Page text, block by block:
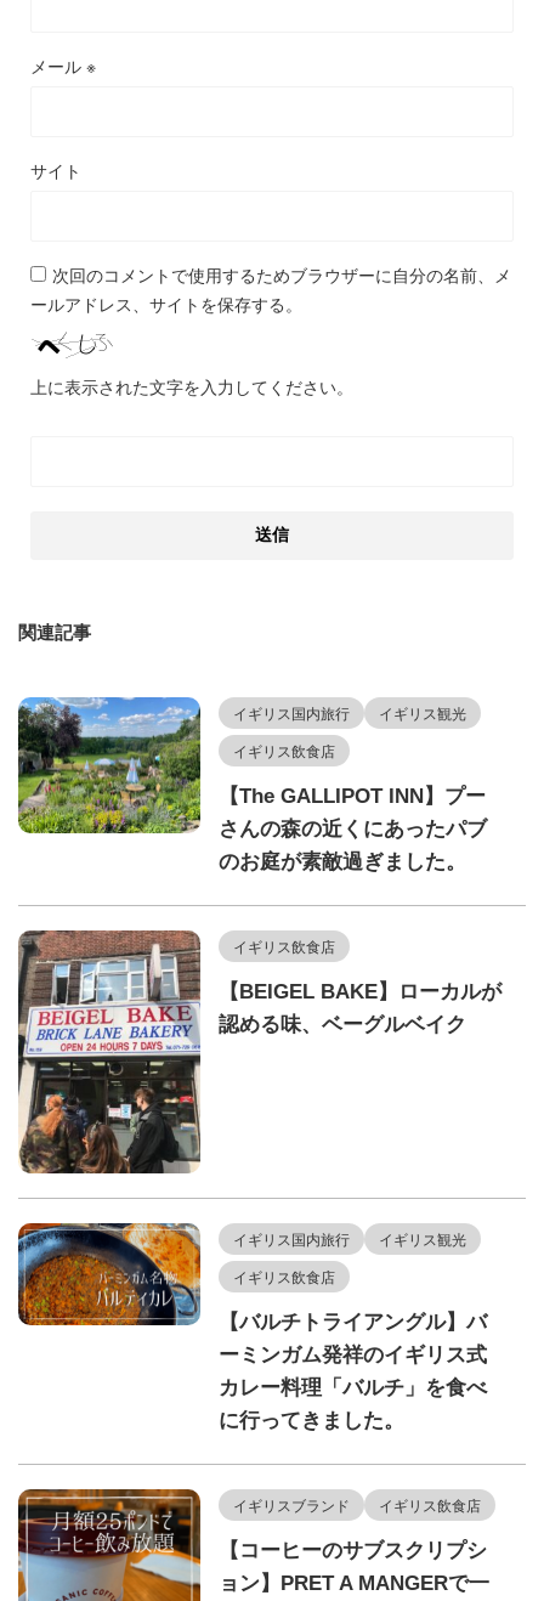
メール ※
サイト
次回のコメントで使用するためブラウザーに自分の名前、メ
ールアドレス、サイトを保存する。
上に表示された文字を入力してください。
関連記事
イギリス国内旅行
イギリス観光
イギリス飲食店
【The GALLIPOT INN】プー
さんの森の近くにあったパブ
のお庭が素敵過ぎました。
イギリス飲食店
【BEIGEL BAKE】ローカルが
認める味、ベーグルベイク
イギリス国内旅行
イギリス観光
イギリス飲食店
【バルチトライアングル】バ
ーミンガム発祥のイギリス式
カレー料理「バルチ」を食べ
に行ってきました。
イギリスブランド イギリス飲食店
【コーヒーのサブスクリプシ
ョン】PRET A MANGERで一